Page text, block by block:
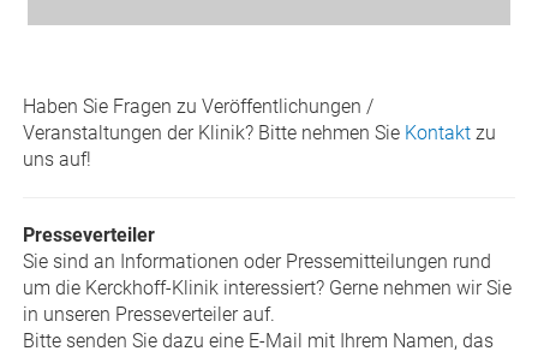
Haben Sie Fragen zu Veröffentlichungen /
Veranstaltungen der Klinik? Bitte nehmen Sie Kontaktzu
uns auf!
Presseverteiler
Sie sind an Informationen oder Pressemitteilungen rund
um die Kerckhoff-Klinik interessiert? Gerne nehmen wir Sie
in unseren Presseverteiler auf.
Bitte senden Sie dazu eine E-Mail mit Ihrem Namen, das